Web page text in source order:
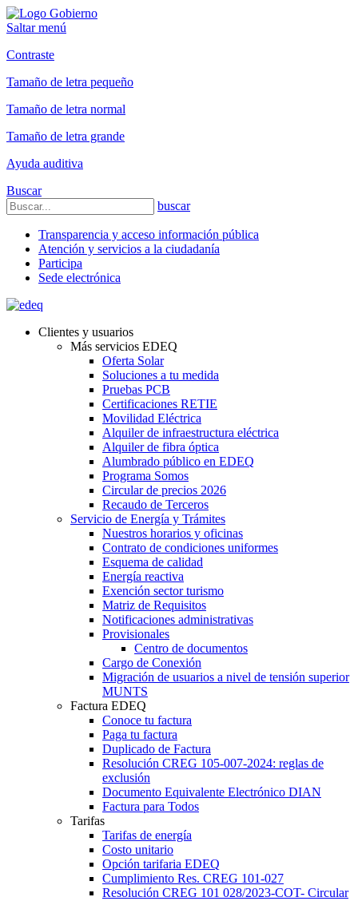
Saltar menú
Contraste
Tamaño de letra pequeño
Tamaño de letra normal
Tamaño de letra grande
Ayuda auditiva
Buscar
buscar
Transparencia y acceso información pública
Atención y servicios a la ciudadanía
Participa
Sede electrónica
Clientes y usuarios
Más servicios EDEQ
Oferta Solar
Soluciones a tu medida
Pruebas PCB
Certificaciones RETIE
Movilidad Eléctrica
Alquiler de infraestructura eléctrica
Alquiler de fibra óptica
Alumbrado público en EDEQ
Programa Somos
Circular de precios 2026
Recaudo de Terceros
Servicio de Energía y Trámites
Nuestros horarios y oficinas
Contrato de condiciones uniformes
Esquema de calidad
Energía reactiva
Exención sector turismo
Matriz de Requisitos
Notificaciones administrativas
Provisionales
Centro de documentos
Cargo de Conexión
Migración de usuarios a nivel de tensión superior
MUNTS
Factura EDEQ
Conoce tu factura
Paga tu factura
Duplicado de Factura
Resolución CREG 105-007-2024: reglas de
exclusión
Documento Equivalente Electrónico DIAN
Factura para Todos
Tarifas
Tarifas de energía
Costo unitario
Opción tarifaria EDEQ
Cumplimiento Res. CREG 101-027
Resolución CREG 101 028/2023-COT- Circular